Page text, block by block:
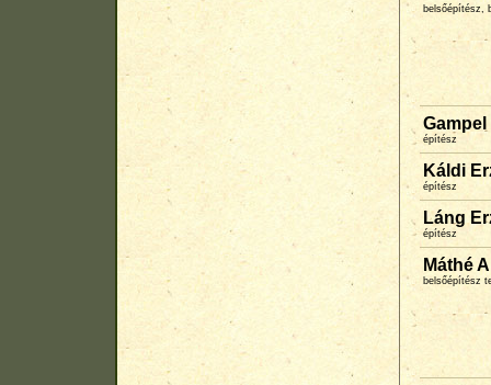
belsőépítész,
építész
Káldi
építész
Láng
építész
Máthé
belsőépítész